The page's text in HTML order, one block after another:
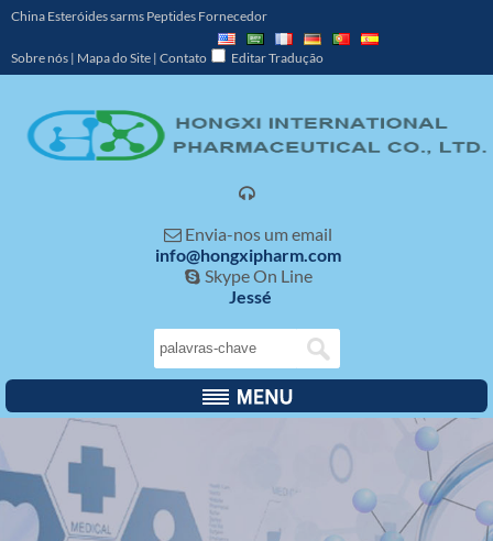
China Esteróides sarms Peptides Fornecedor
Sobre nós | Mapa do Site | Contato Editar Tradução

 Envia-nos um email
info@hongxipharm.com
 Skype On Line
Jessé